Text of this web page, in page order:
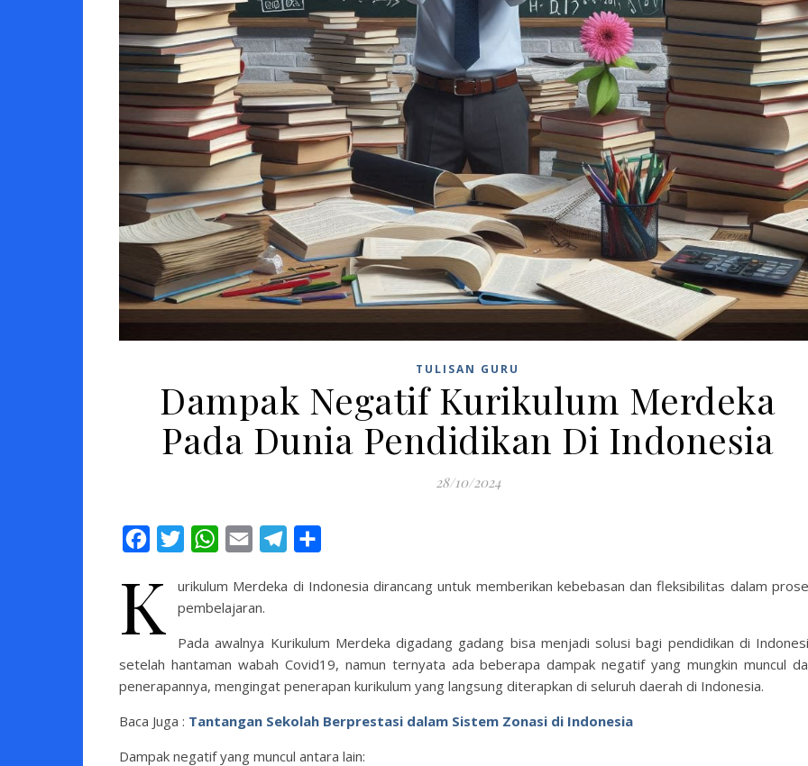
TULISAN GURU
Dampak Negatif Kurikulum Merdeka
Pada Dunia Pendidikan Di Indonesia
28/10/2024
FacebookTwitterWhatsApp
Email Telegram
K
urikulum Merdeka di Indonesia dirancang untuk memberikan kebebasan dan fleksibilitas dalam
pembelajaran.
Pada awalnya Kurikulum Merdeka digadang gadang bisa menjadi solusi bagi pendidikan di
setelah hantaman wabah Covid19, namun ternyata ada beberapa dampak negatif yang mungkin muncul
penerapannya, mengingat penerapan kurikulum yang langsung diterapkan di seluruh daerah di Indonesia.
Baca Juga : Tantangan Sekolah Berprestasi dalam Sistem Zonasi di Indonesia
Dampak negatif yang muncul antara lain: